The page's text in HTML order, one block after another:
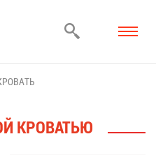
КРО­ВА­ТЬЮ